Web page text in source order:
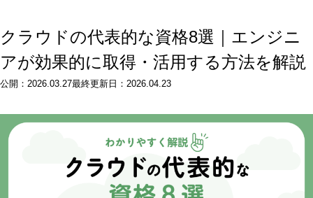
クラウドの代表的な資格8選｜エンジニ
アが効果的に取得・活用する方法を解説
公開： 2026.03.27最終更新日： 2026.04.23